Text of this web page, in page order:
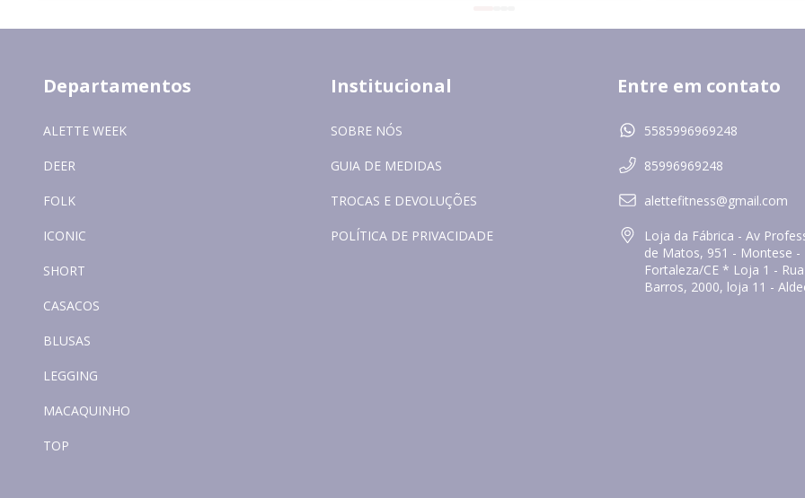
Departamentos
ALETTE WEEK
DEER
FOLK
ICONIC
SHORT
CASACOS
BLUSAS
LEGGING
MACAQUINHO
TOP
Institucional
SOBRE NÓS
GUIA DE MEDIDAS
TROCAS E DEVOLUÇÕES
POLÍTICA DE PRIVACIDADE
Entre em contato
5585996969248
85996969248
alettefitness@gmail.com
Loja da Fábrica - Av
de Matos, 951 - Montese -
Fortaleza/CE * Loja 1 -
Barros, 2000, loja 11 -